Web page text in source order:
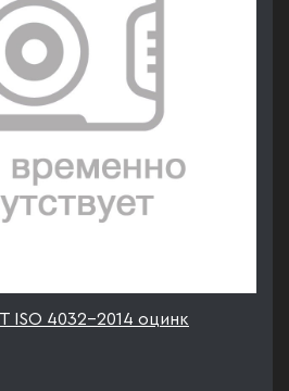
ISO 4032-2014 оцинк